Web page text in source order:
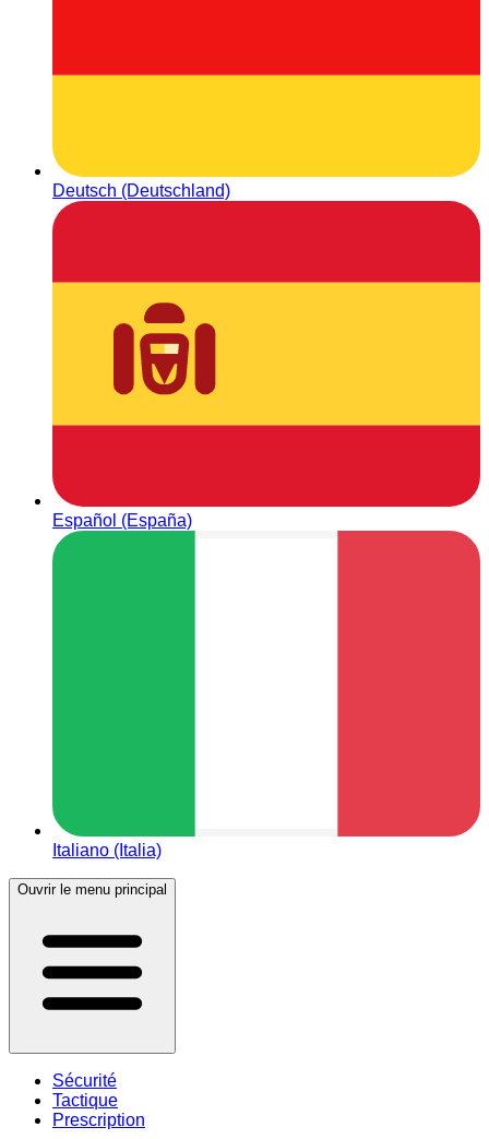
Deutsch (Deutschland)
Español (España)
Italiano (Italia)
Ouvrir le menu principal
Sécurité
Tactique
Prescription